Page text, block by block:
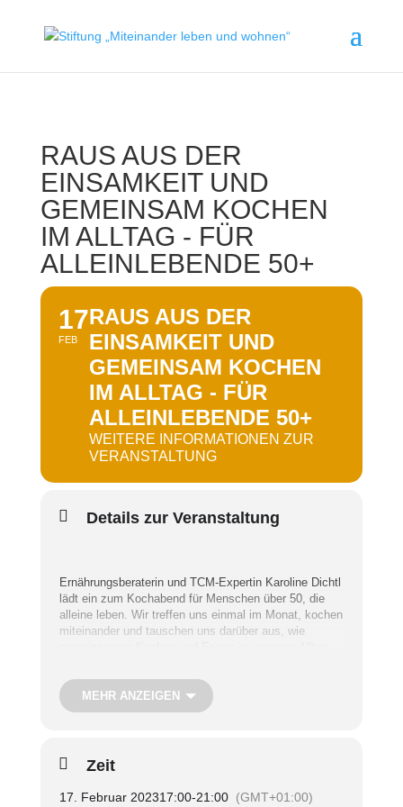
RAUS AUS DER
EINSAMKEIT UND
GEMEINSAM KOCHEN
IM ALLTAG - FÜR
ALLEINLEBENDE 50+
17
FEB
RAUS AUS DER
EINSAMKEIT UND
GEMEINSAM KOCHEN
IM ALLTAG - FÜR
ALLEINLEBENDE 50+
WEITERE INFORMATIONEN ZUR
VERANSTALTUNG
Details zur Veranstaltung
Ernährungsberaterin und TCM-Expertin Karoline Dichtl
lädt ein zum Kochabend für Menschen über 50, die
alleine leben. Wir treffen uns einmal im Monat, kochen
miteinander und tauschen uns darüber aus, wie
Kennenlernen können sich zusätzlich kleine
Kochgruppen bilden, die sich wöchentlich privat
verabreden. Alle Termine haben einen inhaltlichen und
Euro bringt jeder und jede noch ein Gemüse mit.
MEHR ANZEIGEN
Zeit
17. Februar 202317:00-21:00 (GMT+01:00)